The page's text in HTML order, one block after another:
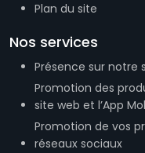
Plan du site
Nos services
Présence sur notre
Promotion des
site web et l’App
Promotion de vos
réseaux sociaux